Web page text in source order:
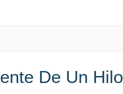
De Un Hilo